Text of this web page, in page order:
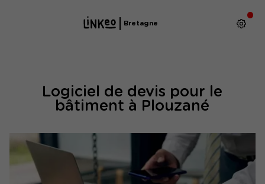
Bretagne
Logiciel de devis pour le
bâtiment à Plouzané